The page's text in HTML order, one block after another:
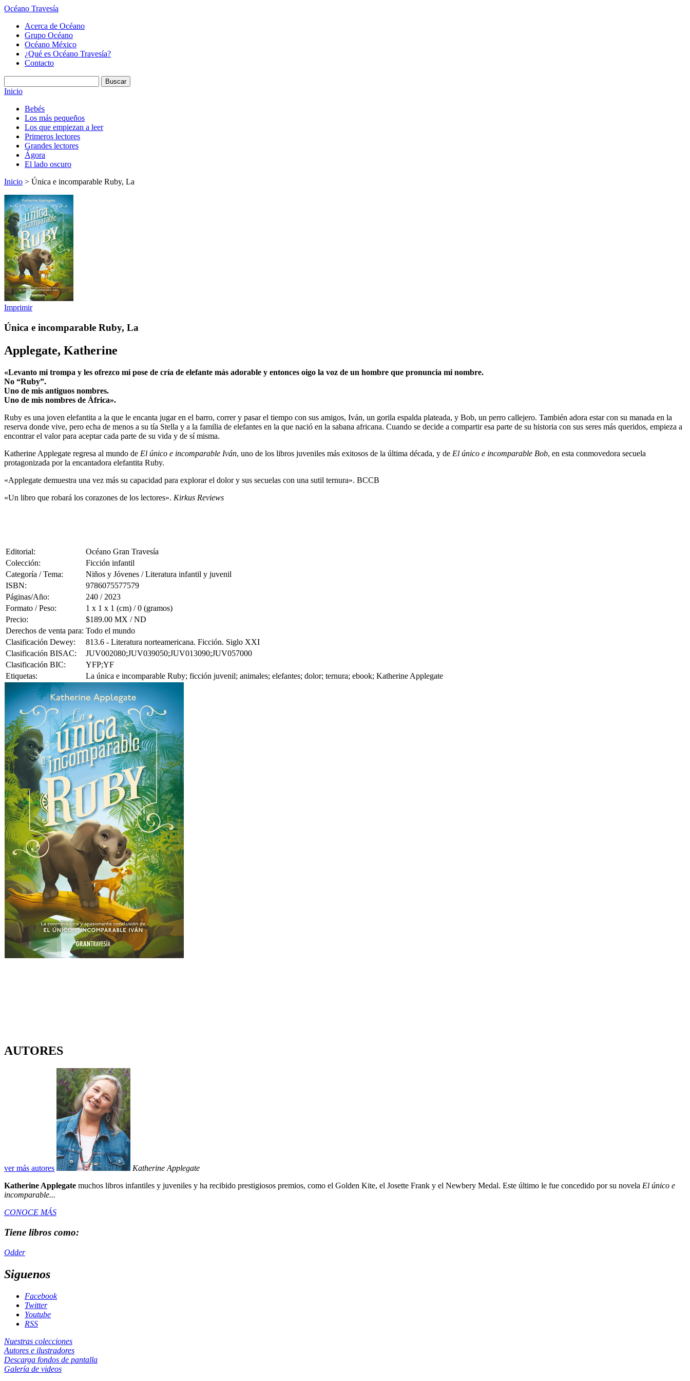
Océano Travesía
Acerca de Océano
Grupo Océano
Océano México
¿Qué es Océano Travesía?
Contacto
Inicio
Bebés
Los más pequeños
Los que empiezan a leer
Primeros lectores
Grandes lectores
Ágora
El lado oscuro
Inicio > Única e incomparable Ruby, La
Imprimir
Única e incomparable Ruby, La
Applegate, Katherine
«Levanto mi trompa y les ofrezco mi pose de cría de elefante más adorable y entonces oigo la voz de un hombre que pronuncia mi nombre.
No “Ruby”.
Uno de mis antiguos nombres.
Uno de mis nombres de África».
Ruby es una joven elefantita a la que le encanta jugar en el barro, correr y pasar el tiempo con sus amigos, Iván, un gorila espalda plateada, y Bob, un perro callejero. También adora estar con su manada en la
reserva donde vive, pero echa de menos a su tía Stella y a la familia de elefantes en la que nació en la sabana africana. Cuando se decide a compartir esa parte de su historia con sus seres más queridos, empieza a
encontrar el valor para aceptar cada parte de su vida y de sí misma.
Katherine Applegate regresa al mundo de El único e incomparable Iván, uno de los libros juveniles más exitosos de la última década, y de El único e incomparable Bob, en esta conmovedora secuela
protagonizada por la encantadora elefantita Ruby.
«Applegate demuestra una vez más su capacidad para explorar el dolor y sus secuelas con una sutil ternura». BCCB
«Un libro que robará los corazones de los lectores». Kirkus Reviews
Editorial:
Océano Gran Travesía
Colección:
Ficción infantil
Categoría / Tema:
Niños y Jóvenes / Literatura infantil y juvenil
ISBN:
9786075577579
Páginas/Año:
240 / 2023
Formato / Peso:
1 x 1 x 1 (cm) / 0 (gramos)
Precio:
$189.00 MX / ND
Derechos de venta para: Todo el mundo
Clasificación Dewey:
813.6 - Literatura norteamericana. Ficción. Siglo XXI
Clasificación BISAC:
JUV002080;JUV039050;JUV013090;JUV057000
Clasificación BIC:
YFP;YF
Etiquetas:
La única e incomparable Ruby; ficción juvenil; animales; elefantes; dolor; ternura; ebook; Katherine Applegate
AUTORES
ver más autores
Katherine Applegate
Katherine Applegate muchos libros infantiles y juveniles y ha recibido prestigiosos premios, como el Golden Kite, el Josette Frank y el Newbery Medal. Este último le fue concedido por su novela El único e
incomparable...
CONOCE MÁS
Tiene libros como:
Odder
Siguenos
Facebook
Twitter
Youtube
RSS
Nuestras colecciones
Autores e ilustradores
Descarga fondos de pantalla
Galería de videos